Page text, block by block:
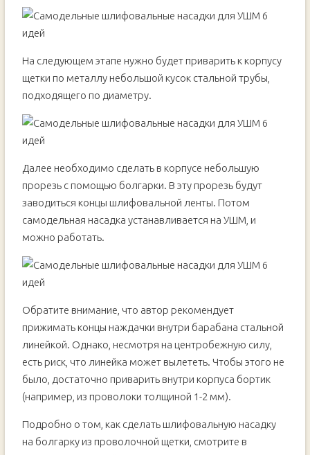
На следующем этапе нужно будет приварить к корпусу
щетки по металлу небольшой кусок стальной трубы,
подходящего по диаметру.
Далее необходимо сделать в корпусе небольшую
прорезь с помощью болгарки. В эту прорезь будут
заводиться концы шлифовальной ленты. Потом
самодельная насадка устанавливается на УШМ, и
можно работать.
Обратите внимание, что автор рекомендует
прижимать концы наждачки внутри барабана стальной
линейкой. Однако, несмотря на центробежную силу,
есть риск, что линейка может вылететь. Чтобы этого не
было, достаточно приварить внутри корпуса бортик
(например, из проволоки толщиной 1-2 мм).
Подробно о том, как сделать шлифовальную насадку
на болгарку из проволочной щетки, смотрите в